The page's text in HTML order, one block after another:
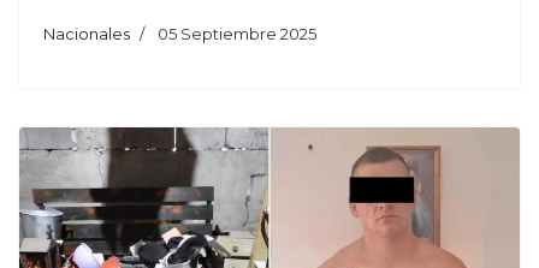
Nacionales 05 Septiembre 2025